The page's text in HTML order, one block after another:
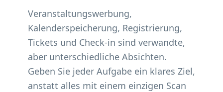
Veranstaltungswerbung,
Kalenderspeicherung, Registrierung,
Tickets und Check-in sind verwandte,
aber unterschiedliche Absichten.
Geben Sie jeder Aufgabe ein klares Ziel,
anstatt alles mit einem einzigen Scan